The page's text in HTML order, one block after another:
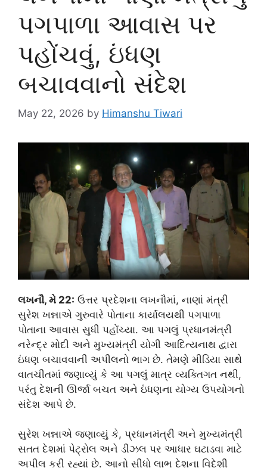
પગપાળા આવાસ પર
પહોંચવું, ઇંધણ
બચાવવાનો સંદેશ
May 22, 2026 by Himanshu Tiwari
લખનૌ, મે 22: ઉત્તર પ્રદેશના લખનૌમાં, નાણાં મંત્રી
સુરેશ ખન્નાએ ગુરુવારે પોતાના કાર્યાલયથી પગપાળા
પોતાના આવાસ સુધી પહોંચ્યા. આ પગલું પ્રધાનમંત્રી
નરેન્દ્ર મોદી અને મુખ્યમંત્રી યોગી આદિત્યનાથ દ્વારા
ઇંધણ બચાવવાની અપીલનો ભાગ છે. તેમણે મીડિયા સાથે
વાતચીતમાં જણાવ્યું કે આ પગલું માત્ર વ્યક્તિગત નથી,
પરંતુ દેશની ઊર્જા બચત અને ઇંધણના યોગ્ય ઉપયોગનો
સંદેશ આપે છે.
સુરેશ ખન્નાએ જણાવ્યું કે, પ્રધાનમંત્રી અને મુખ્યમંત્રી
સતત દેશમાં પેટ્રોલ અને ડીઝલ પર આધાર ઘટાડવા માટે
અપીલ કરી રહ્યાં છે. આનો સીધો લાભ દેશના વિદેશી